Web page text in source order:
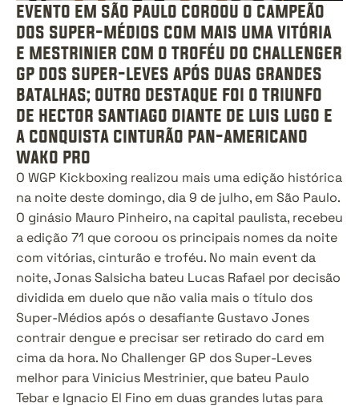
evento em são paulo coroou o campeão
dos super-médios com mais uma vitória
e mestrinier com o troféu do challenger
gp dos super-leves após duas grandes
batalhas; outro destaque foi o triunfo
de hector santiago diante de luis lugo e
a conquista cinturão pan-americano
wako pro
O WGP Kickboxing realizou mais uma edição histórica
na noite deste domingo, dia 9 de julho, em São Paulo.
O ginásio Mauro Pinheiro, na capital paulista, recebeu
a edição 71 que coroou os principais nomes da noite
com vitórias, cinturão e troféu. No main event da
noite, Jonas Salsicha bateu Lucas Rafael por decisão
dividida em duelo que não valia mais o título dos
Super-Médios após o desafiante Gustavo Jones
contrair dengue e precisar ser retirado do card em
cima da hora. No Challenger GP dos Super-Leves
melhor para Vinicius Mestrinier, que bateu Paulo
Tebar e Ignacio El Fino em duas grandes lutas para